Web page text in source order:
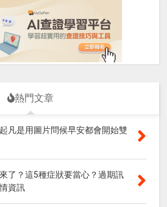
熱門文章
凡是用圖片問候早安都會開始雙
了？這5種症狀要當心？過期訊
資訊